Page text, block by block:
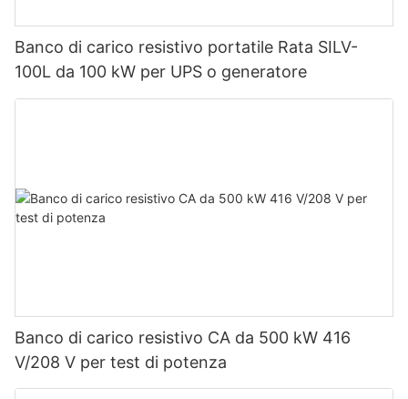
Banco di carico resistivo portatile Rata SILV-
100L da 100 kW per UPS o generatore
Banco di carico resistivo CA da 500 kW 416
V/208 V per test di potenza